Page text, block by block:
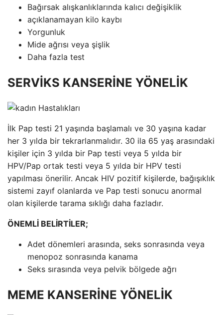
Bağırsak alışkanlıklarında kalıcı değişiklik
açıklanamayan kilo kaybı
Yorgunluk
Mide ağrısı veya şişlik
Daha fazla test
SERVİKS KANSERİNE YÖNELİK
İlk Pap testi 21 yaşında başlamalı ve 30 yaşına kadar
her 3 yılda bir tekrarlanmalıdır. 30 ila 65 yaş arasındaki
kişiler için 3 yılda bir Pap testi veya 5 yılda bir
HPV/Pap ortak testi veya 5 yılda bir HPV testi
yapılması önerilir. Ancak HIV pozitif kişilerde, bağışıklık
sistemi zayıf olanlarda ve Pap testi sonucu anormal
olan kişilerde tarama sıklığı daha fazladır.
ÖNEMLİ BELİRTİLER;
Adet dönemleri arasında, seks sonrasında veya
menopoz sonrasında kanama
Seks sırasında veya pelvik bölgede ağrı
MEME KANSERİNE YÖNELİK